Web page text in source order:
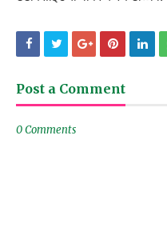
Post a Comment
0 Comments